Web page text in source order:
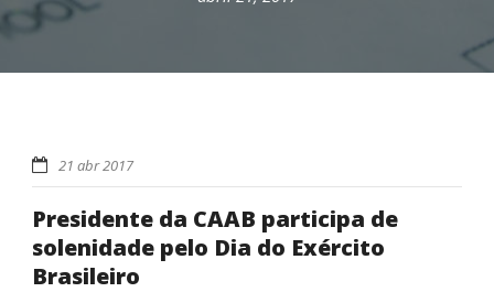
21 abr 2017
Presidente da CAAB participa de
solenidade pelo Dia do Exército
Brasileiro